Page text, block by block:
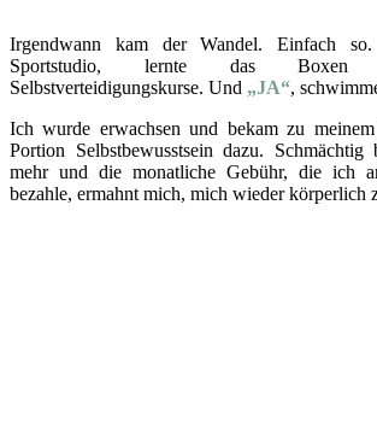
Irgendwann kam der Wandel. Einfach
Sportstudio, lernte das Boxen
Selbstverteidigungskurse. Und „JA“,
Ich wurde erwachsen und bekam zu
Portion Selbstbewusstsein dazu.
mehr und die monatliche Gebühr, die ich
bezahle, ermahnt mich, mich wieder körperlich